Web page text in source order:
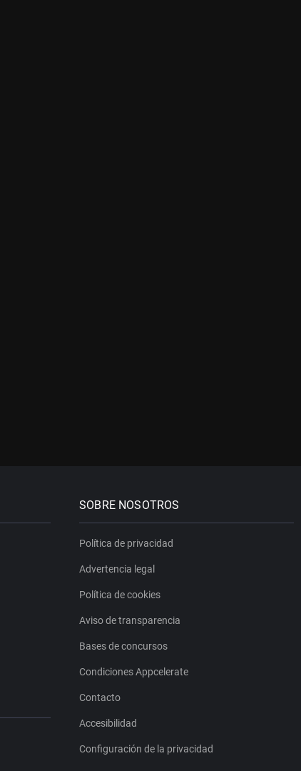
SOBRE NOSOTROS
Política de privacidad
Advertencia legal
Política de cookies
Aviso de transparencia
Bases de concursos
Condiciones Appcelerate
Contacto
Accesibilidad
Configuración de la privacidad